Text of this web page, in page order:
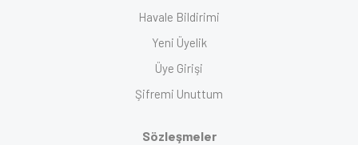
Havale Bildirimi
Yeni Üyelik
Üye Girişi
Şifremi Unuttum
Sözleşmeler